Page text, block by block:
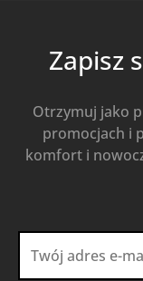
Zapisz
Otrzymuj jako
promocjach i
komfort i